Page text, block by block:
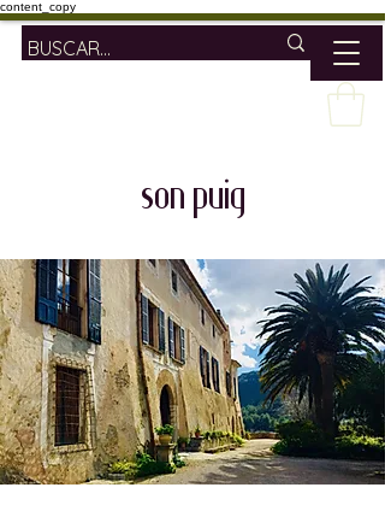
content_copy
son puig